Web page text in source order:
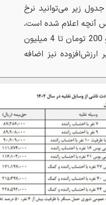
زیر می‌توانید نرخ
فرمایید. بر اساس آنچه اعلام شده است،
بیمه شخص ثالث خودروهای سواری در سال 1402 از 3 میلیون و 47 هزار و 200 تومان تا 4 میلیون
بر ارزش‌افزوده نیز اضافه